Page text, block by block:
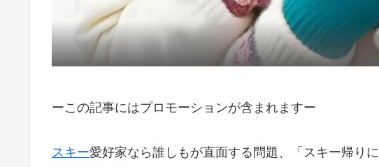
ーこの記事にはプロモーションが含まれますー
スキー愛好家なら誰しもが直面する問題、「スキー帰り